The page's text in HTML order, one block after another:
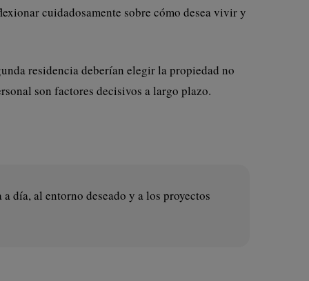
cuidadosamente sobre cómo desea vivir y
residencia deberían elegir la propiedad no
son factores decisivos a largo plazo.
día, al entorno deseado y a los proyectos